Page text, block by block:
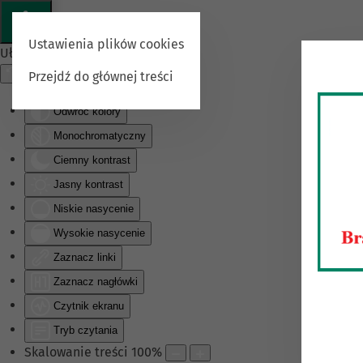
Ułatwienia dostępu
Odwróć kolory
Monochromatyczny
Ciemny kontrast
Jasny kontrast
Niskie nasycenie
Wysokie nasycenie
Zaznacz linki
Zaznacz nagłówki
Czytnik ekranu
Tryb czytania
Skalowanie treści 100%
Ustawienia plików cookies
Przejdź do głównej treści